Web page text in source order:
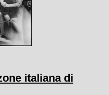
italiana di